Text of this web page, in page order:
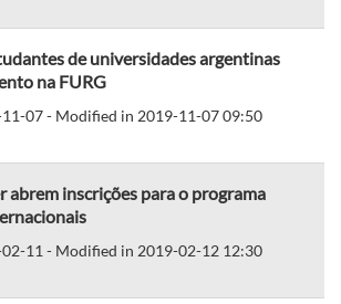
de universidades argentinas
na FURG
07 - Modified in 2019-11-07 09:50
abrem inscrições para o programa
11 - Modified in 2019-02-12 12:30